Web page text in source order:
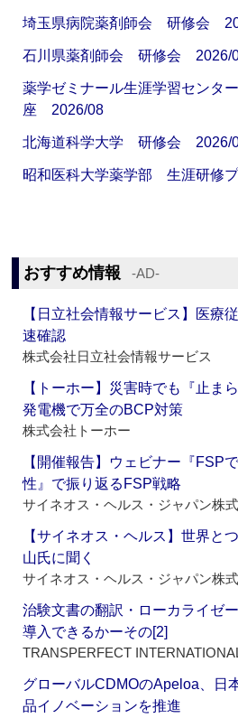
埼玉県病院薬剤師会 研修会
石川県薬剤師会 研修会 2026/
薬学ゼミナール生涯学習センタ
座 2026/08
北海道科学大学 研修会 2026/
昭和医科大学薬学部 生涯研修
おすすめ情報 ‐AD‐
【日立社会情報サービス】医療
速確認
株式会社日立社会情報サービス
【トーホー】災害時でも『止
発電機で万全のBCP対策
株式会社トーホー
【開催報告】ウェビナー『FSP
性』で振り返るFSP戦略
サイネオス・ヘルス・ジャパン株
【サイネオス・ヘルス】世界
山氏に聞く
サイネオス・ヘルス・ジャパン株
治験文書の翻訳・ローカライゼ
導入できるかーその[2]
TRANSPERFECT
グローバルCDMOのApeloa、日
品イノベーションを推進